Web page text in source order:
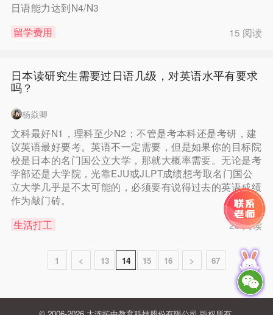
日语能力达到N4/N3
留学费用
15 阅读
日本读研究生需要过日语几级，对英语水平有要求
吗？
杨焱卿
文科最好N1，理科至少N2；不管是考本科还是考研，建
议英语最好要考。英语不一定需要，但是如果你的目标院
校是日本的名门国公立大学，那就大概率需要。无论是考
学部还是大学院，光靠EJU或JLPT成绩想考取名门国公
立大学几乎是不太可能的，必须要有说得过去的英语成绩
作为敲门砖。
生活打工
25 阅读
1 < 13 14 15 16 > 67